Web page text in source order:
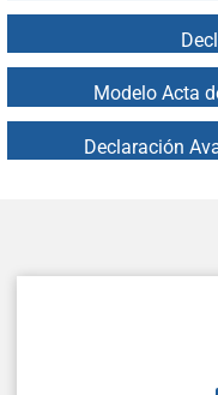
Modelo Acta
Declaración